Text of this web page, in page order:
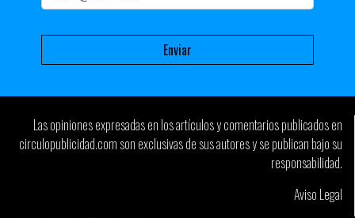
Las opiniones expresadas en los artículos y comentarios publicados en
circulopublicidad.com son exclusivas de sus autores y se publican bajo su
responsabilidad.
Aviso Legal